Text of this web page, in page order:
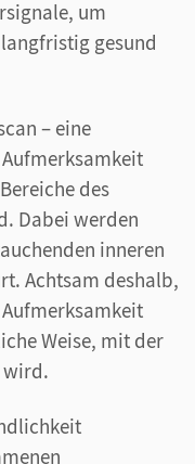
um
gesund
– eine
des
Dabei werden
inneren
Achtsam deshalb,
Weise, mit der
wird.